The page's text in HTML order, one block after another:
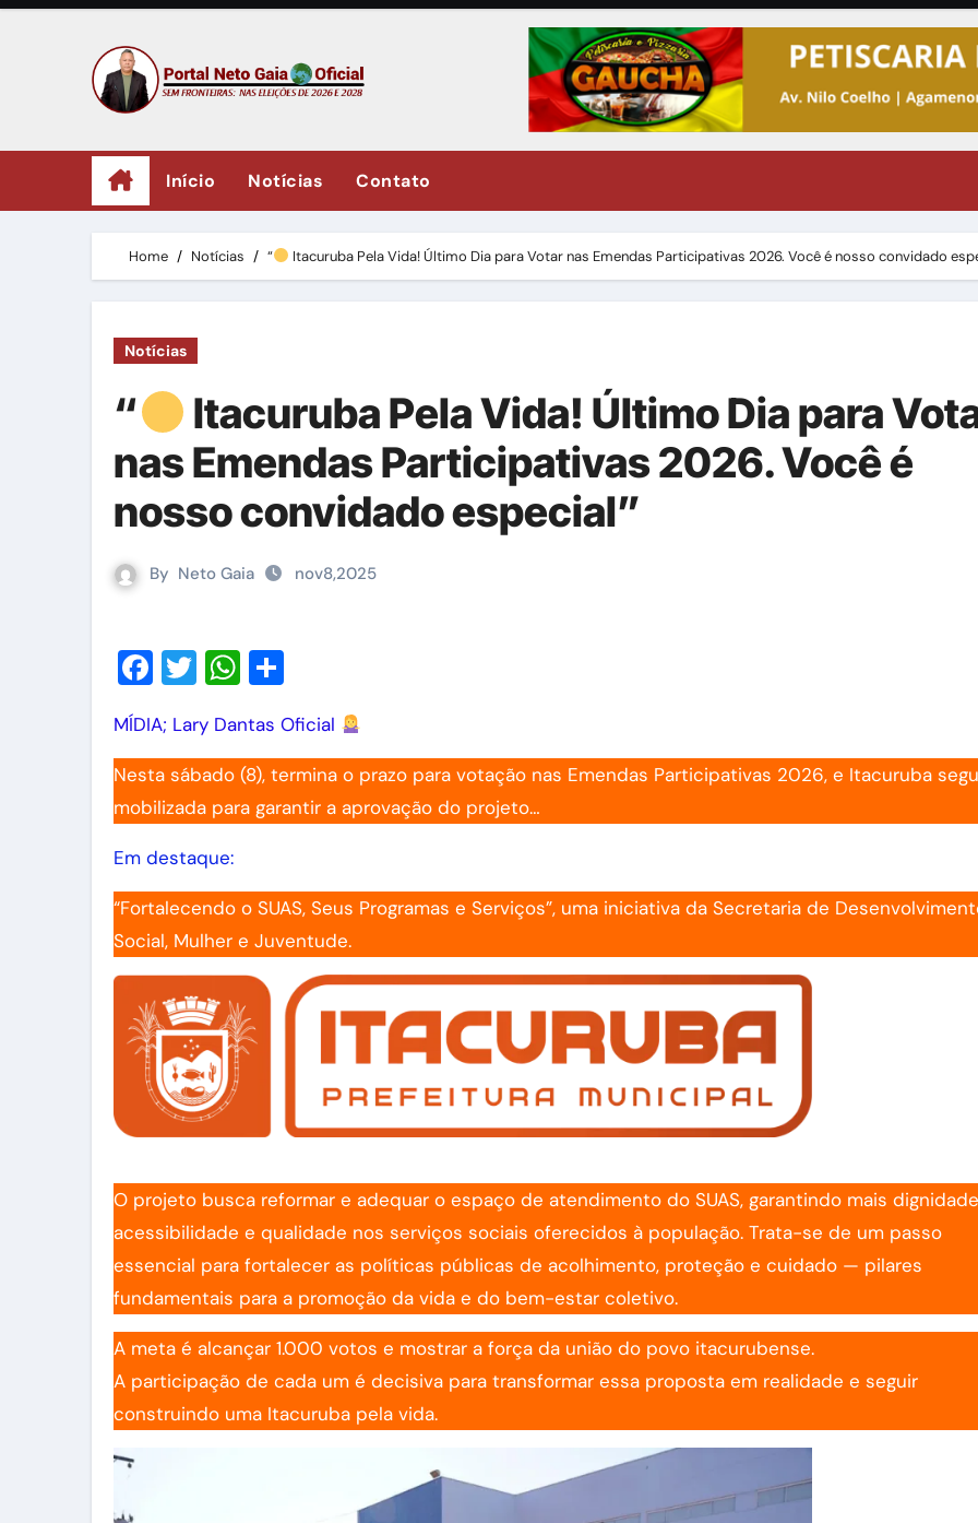
Skip
Início Notícias Contato
Home Notícias “ Itacuruba Pela Vida! Último Dia para Votar nas Emendas Participativas 2026. Você é nosso convidado
Notícias
“
Itacuruba Pela Vida! Último Dia para
nas Emendas Participativas 2026. Você é
nosso convidado especial”
By Neto Gaia nov8,2025
Facebook
TwitterWhatsApp
MÍDIA; Lary Dantas Oficial
Nesta sábado (8), termina o prazo para votação nas Emendas Participativas 2026, e Itacuruba
mobilizada para garantir a aprovação do projeto…
Em destaque:
“Fortalecendo o SUAS, Seus Programas e Serviços”, uma iniciativa da Secretaria de
Social, Mulher e Juventude.
O projeto busca reformar e adequar o espaço de atendimento do SUAS, garantindo mais
acessibilidade e qualidade nos serviços sociais oferecidos à população. Trata-se de um passo
essencial para fortalecer as políticas públicas de acolhimento, proteção e cuidado — pilares
fundamentais para a promoção da vida e do bem-estar coletivo.
A meta é alcançar 1.000 votos e mostrar a força da união do povo itacurubense.
A participação de cada um é decisiva para transformar essa proposta em realidade e seguir
construindo uma Itacuruba pela vida.